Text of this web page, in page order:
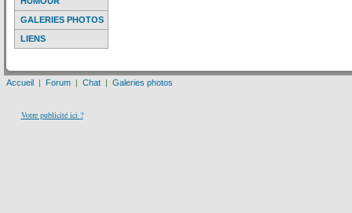
GALERIES PHOTOS
LIENS
Accueil | Forum | Chat | Galeries photos
Votre publicité ici ?